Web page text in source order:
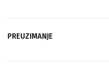
PREUZIMANJE